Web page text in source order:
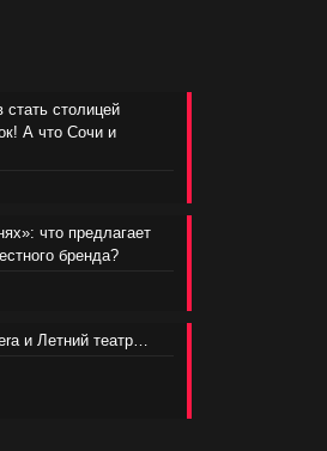
стать столицей
А что Сочи и
что предлагает
бренда?
и Летний театр…